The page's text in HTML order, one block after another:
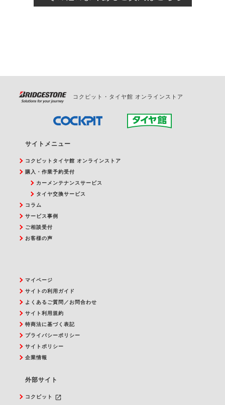
の日時変更につきましては、直接ご予約の店舗まで
コクピット・タイヤ館 オンラインストア
サイトメニュー
コクピットタイヤ館 オンラインストア
購入・作業予約受付
カーメンテナンスサービス
タイヤ交換サービス
コラム
サービス事例
ご相談受付
お客様の声
マイページ
サイトの利用ガイド
よくあるご質問／お問合わせ
サイト利用規約
特商法に基づく表記
プライバシーポリシー
サイトポリシー
企業情報
外部サイト
コクピット
launch